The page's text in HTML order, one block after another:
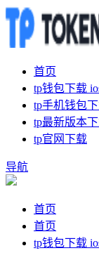
首页
tp钱包下载
tp手机钱包
tp最新版本
tp官网下载
导航
首页
首页
tp钱包下载